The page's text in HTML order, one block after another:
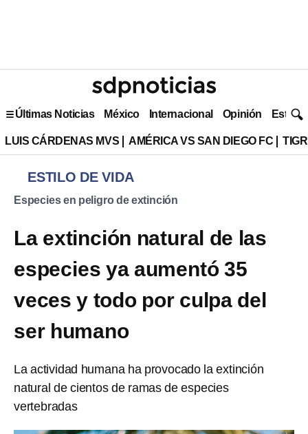
Últimas Noticias México Internacional Opinión Estilo
LUIS CÁRDENAS MVS AMÉRICA VS SAN DIEGO FC
ESTILO DE VIDA
Especies en peligro de extinción
La extinción natural de las
especies ya aumentó 35
veces y todo por culpa del
ser humano
La actividad humana ha provocado la extinción
natural de cientos de ramas de especies
vertebradas